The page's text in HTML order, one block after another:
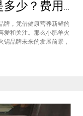
小肥羊火锅加盟的费用是多少？费用标准如下看你是否符合加盟资格
牌，凭借健康营养新鲜的
爱和关注。那么小肥羊火
品牌未来的发展前景，
业者拥有更多信息。创